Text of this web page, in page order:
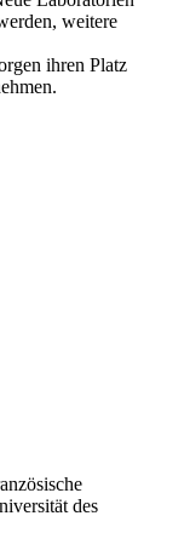
weitere
ihren Platz
des